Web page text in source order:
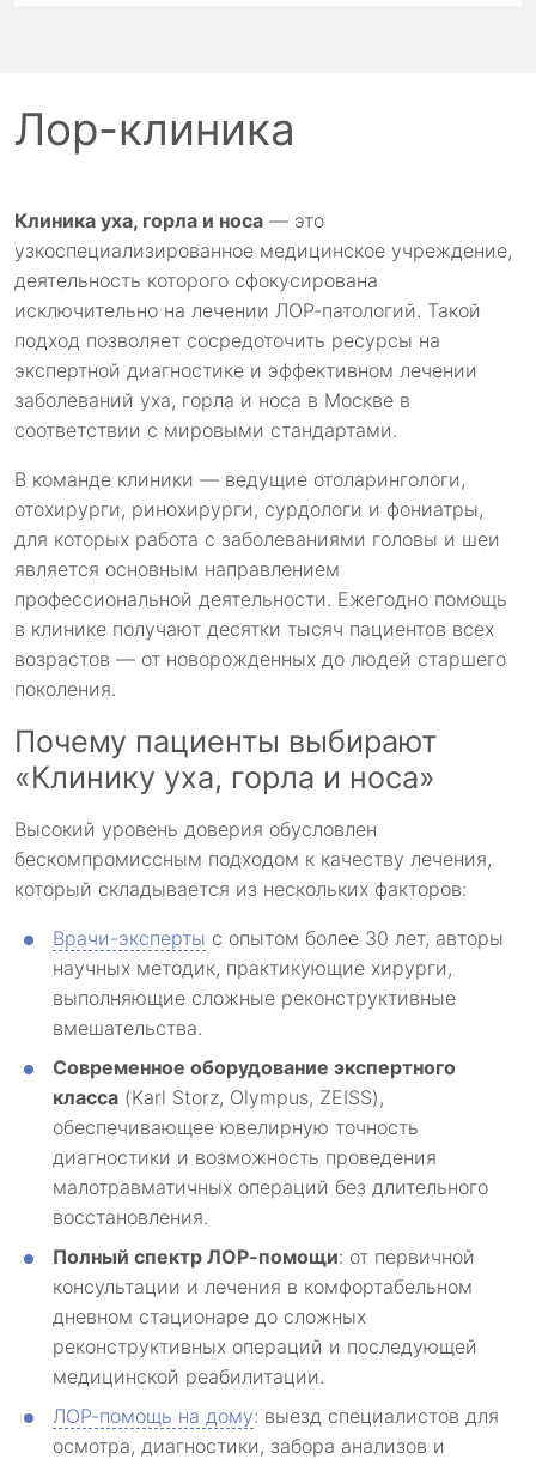
Лор-клиника
Клиника уха, горла и носа — это
узкоспециализированное медицинское учреждение,
деятельность которого сфокусирована
исключительно на лечении ЛОР-патологий. Такой
подход позволяет сосредоточить ресурсы на
экспертной диагностике и эффективном лечении
заболеваний уха, горла и носа в Москве в
соответствии с мировыми стандартами.
В команде клиники — ведущие отоларингологи,
отохирурги, ринохирурги, сурдологи и фониатры,
для которых работа с заболеваниями головы и шеи
является основным направлением
профессиональной деятельности. Ежегодно помощь
в клинике получают десятки тысяч пациентов всех
возрастов — от новорожденных до людей старшего
поколения.
Почему пациенты выбирают
«Клинику уха, горла и носа»
Высокий уровень доверия обусловлен
бескомпромиссным подходом к качеству лечения,
который складывается из нескольких факторов:
Врачи-эксперты с опытом более 30 лет, авторы
научных методик, практикующие хирурги,
выполняющие сложные реконструктивные
вмешательства.
Современное оборудование экспертного
класса (Karl Storz, Olympus, ZEISS),
обеспечивающее ювелирную точность
диагностики и возможность проведения
малотравматичных операций без длительного
восстановления.
Полный спектр ЛОР-помощи: от первичной
консультации и лечения в комфортабельном
дневном стационаре до сложных
реконструктивных операций и последующей
медицинской реабилитации.
ЛОР-помощь на дому: выезд специалистов для
осмотра, диагностики, забора анализов и